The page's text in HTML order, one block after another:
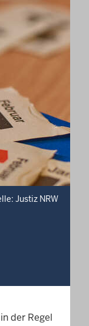
Justiz NRW
der Regel